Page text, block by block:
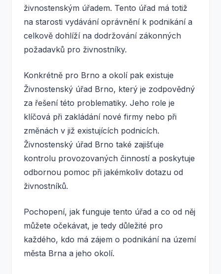
živnostenským úřadem. Tento úřad má totiž
na starosti vydávání oprávnění k podnikání a
celkově dohlíží na dodržování zákonných
požadavků pro živnostníky.
Konkrétně pro Brno a okolí pak existuje
Živnostenský úřad Brno, který je zodpovědný
za řešení této problematiky. Jeho role je
klíčová při zakládání nové firmy nebo při
změnách v již existujících podnicích.
Živnostenský úřad Brno také zajišťuje
kontrolu provozovaných činností a poskytuje
odbornou pomoc při jakémkoliv dotazu od
živnostníků.
Pochopení, jak funguje tento úřad a co od něj
můžete očekávat, je tedy důležité pro
každého, kdo má zájem o podnikání na území
města Brna a jeho okolí.